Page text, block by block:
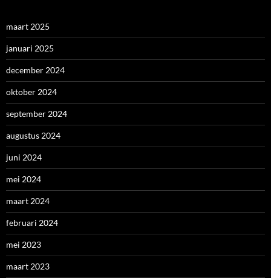
maart 2025
januari 2025
december 2024
oktober 2024
september 2024
augustus 2024
juni 2024
mei 2024
maart 2024
februari 2024
mei 2023
maart 2023